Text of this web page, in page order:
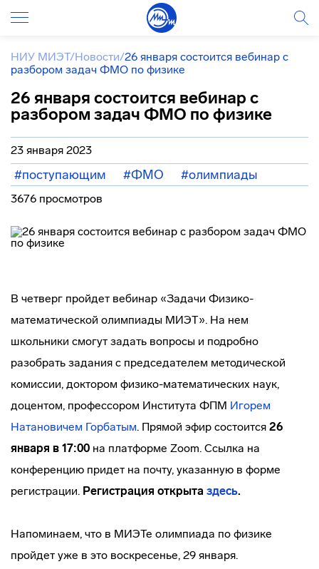
НИУ МИЭТ/Новости/26 января состоится вебинар с
разбором задач ФМО по физике
26 января состоится вебинар с
разбором задач ФМО по физике
23 января 2023
#поступающим #ФМО #олимпиады
3676 просмотров
В четверг пройдет вебинар «Задачи Физико-
математической олимпиады МИЭТ». На нем
школьники смогут задать вопросы и подробно
разобрать задания с председателем методической
комиссии, доктором физико-математических наук,
доцентом, профессором Института ФПМ Игорем
Натановичем Горбатым. Прямой эфир состоится 26
января в 17:00 на платформе Zoom. Ссылка на
конференцию придет на почту, указанную в форме
регистрации. Регистрация открыта здесь.
Напоминаем, что в МИЭТе олимпиада по физике
пройдет уже в это воскресенье, 29 января.